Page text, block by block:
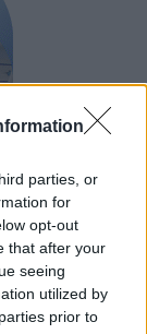
parties, or
for
opt-out
that after your
seeing
utilized by
prior to